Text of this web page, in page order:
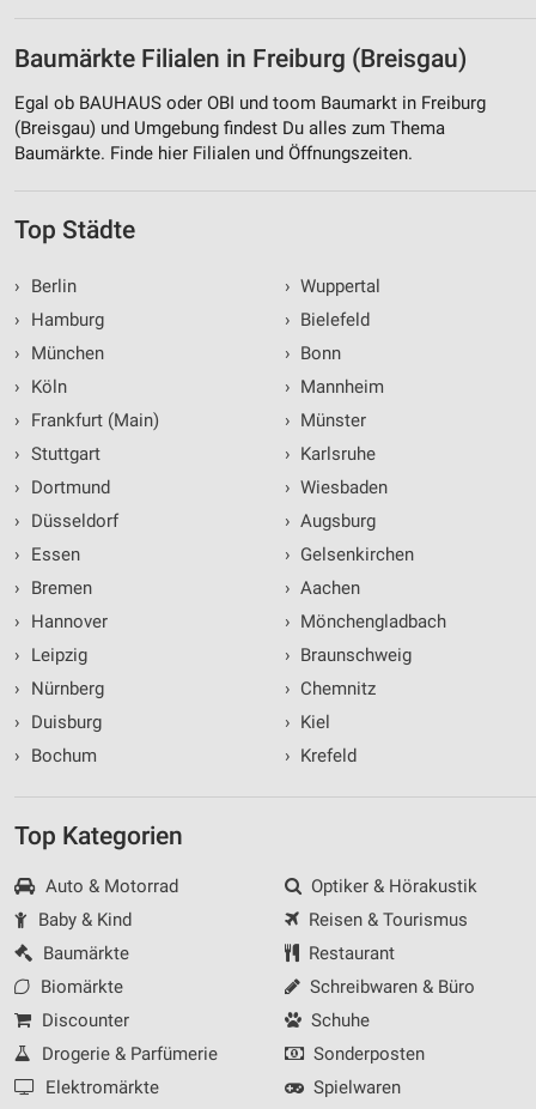
Baumärkte Filialen in Freiburg (Breisgau)
Egal ob BAUHAUS oder OBI und toom Baumarkt in Freiburg
(Breisgau) und Umgebung findest Du alles zum Thema
Baumärkte. Finde hier Filialen und Öffnungszeiten.
Top Städte
›
Berlin
›
Hamburg
›
München
›
Köln
›
Frankfurt (Main)
› Stuttgart
›
Dortmund
›
Düsseldorf
›
Essen
›
Bremen
›
Hannover
›
Leipzig
›
Nürnberg
›
Duisburg
›
Bochum
› Wuppertal
› Bielefeld
› Bonn
› Mannheim
› Münster
› Karlsruhe
› Wiesbaden
› Augsburg
› Gelsenkirchen
› Aachen
› Mönchengladbach
› Braunschweig
› Chemnitz
› Kiel
› Krefeld
Top Kategorien
Auto & Motorrad
Baby & Kind
Baumärkte
Biomärkte
Discounter
Drogerie & Parfümerie
Elektromärkte
Optiker & Hörakustik
Reisen & Tourismus
Restaurant
Schreibwaren & Büro
Schuhe
Sonderposten
Spielwaren